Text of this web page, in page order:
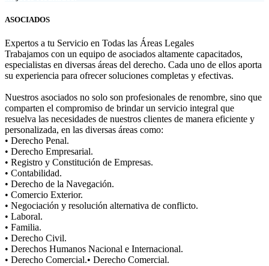
ASOCIADOS
Expertos a tu Servicio en Todas las Áreas Legales
Trabajamos con un equipo de asociados altamente capacitados,
especialistas en diversas áreas del derecho. Cada uno de ellos aporta
su experiencia para ofrecer soluciones completas y efectivas.
Nuestros asociados no solo son profesionales de renombre, sino que
comparten el compromiso de brindar un servicio integral que
resuelva las necesidades de nuestros clientes de manera eficiente y
personalizada, en las diversas áreas como:
• Derecho Penal.
• Derecho Empresarial.
• Registro y Constitución de Empresas.
• Contabilidad.
• Derecho de la Navegación.
• Comercio Exterior.
• Negociación y resolución alternativa de conflicto.
• Laboral.
• Familia.
• Derecho Civil.
• Derechos Humanos Nacional e Internacional.
• Derecho Comercial.• Derecho Comercial.